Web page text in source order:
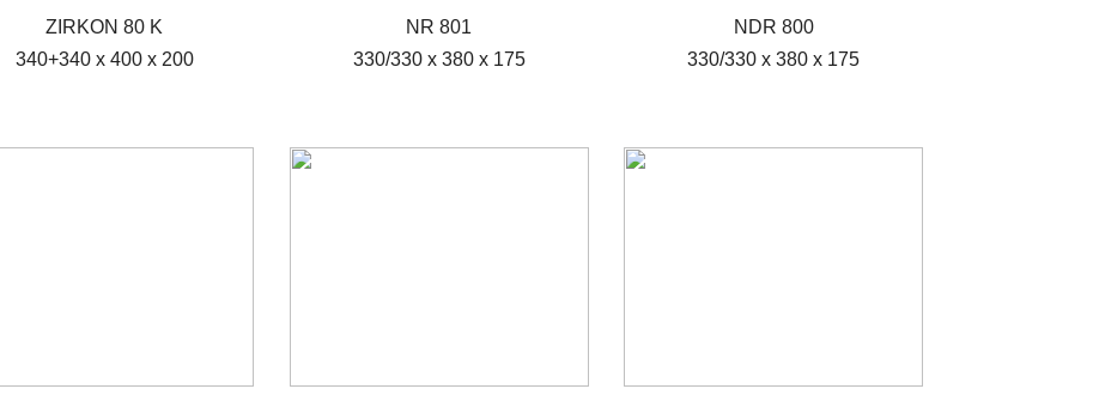
ZIRKON 80 K
340+340 x 400 x 200
NR 801
330/330 x 380 x 175
NDR 800
330/330 x 380 x 175